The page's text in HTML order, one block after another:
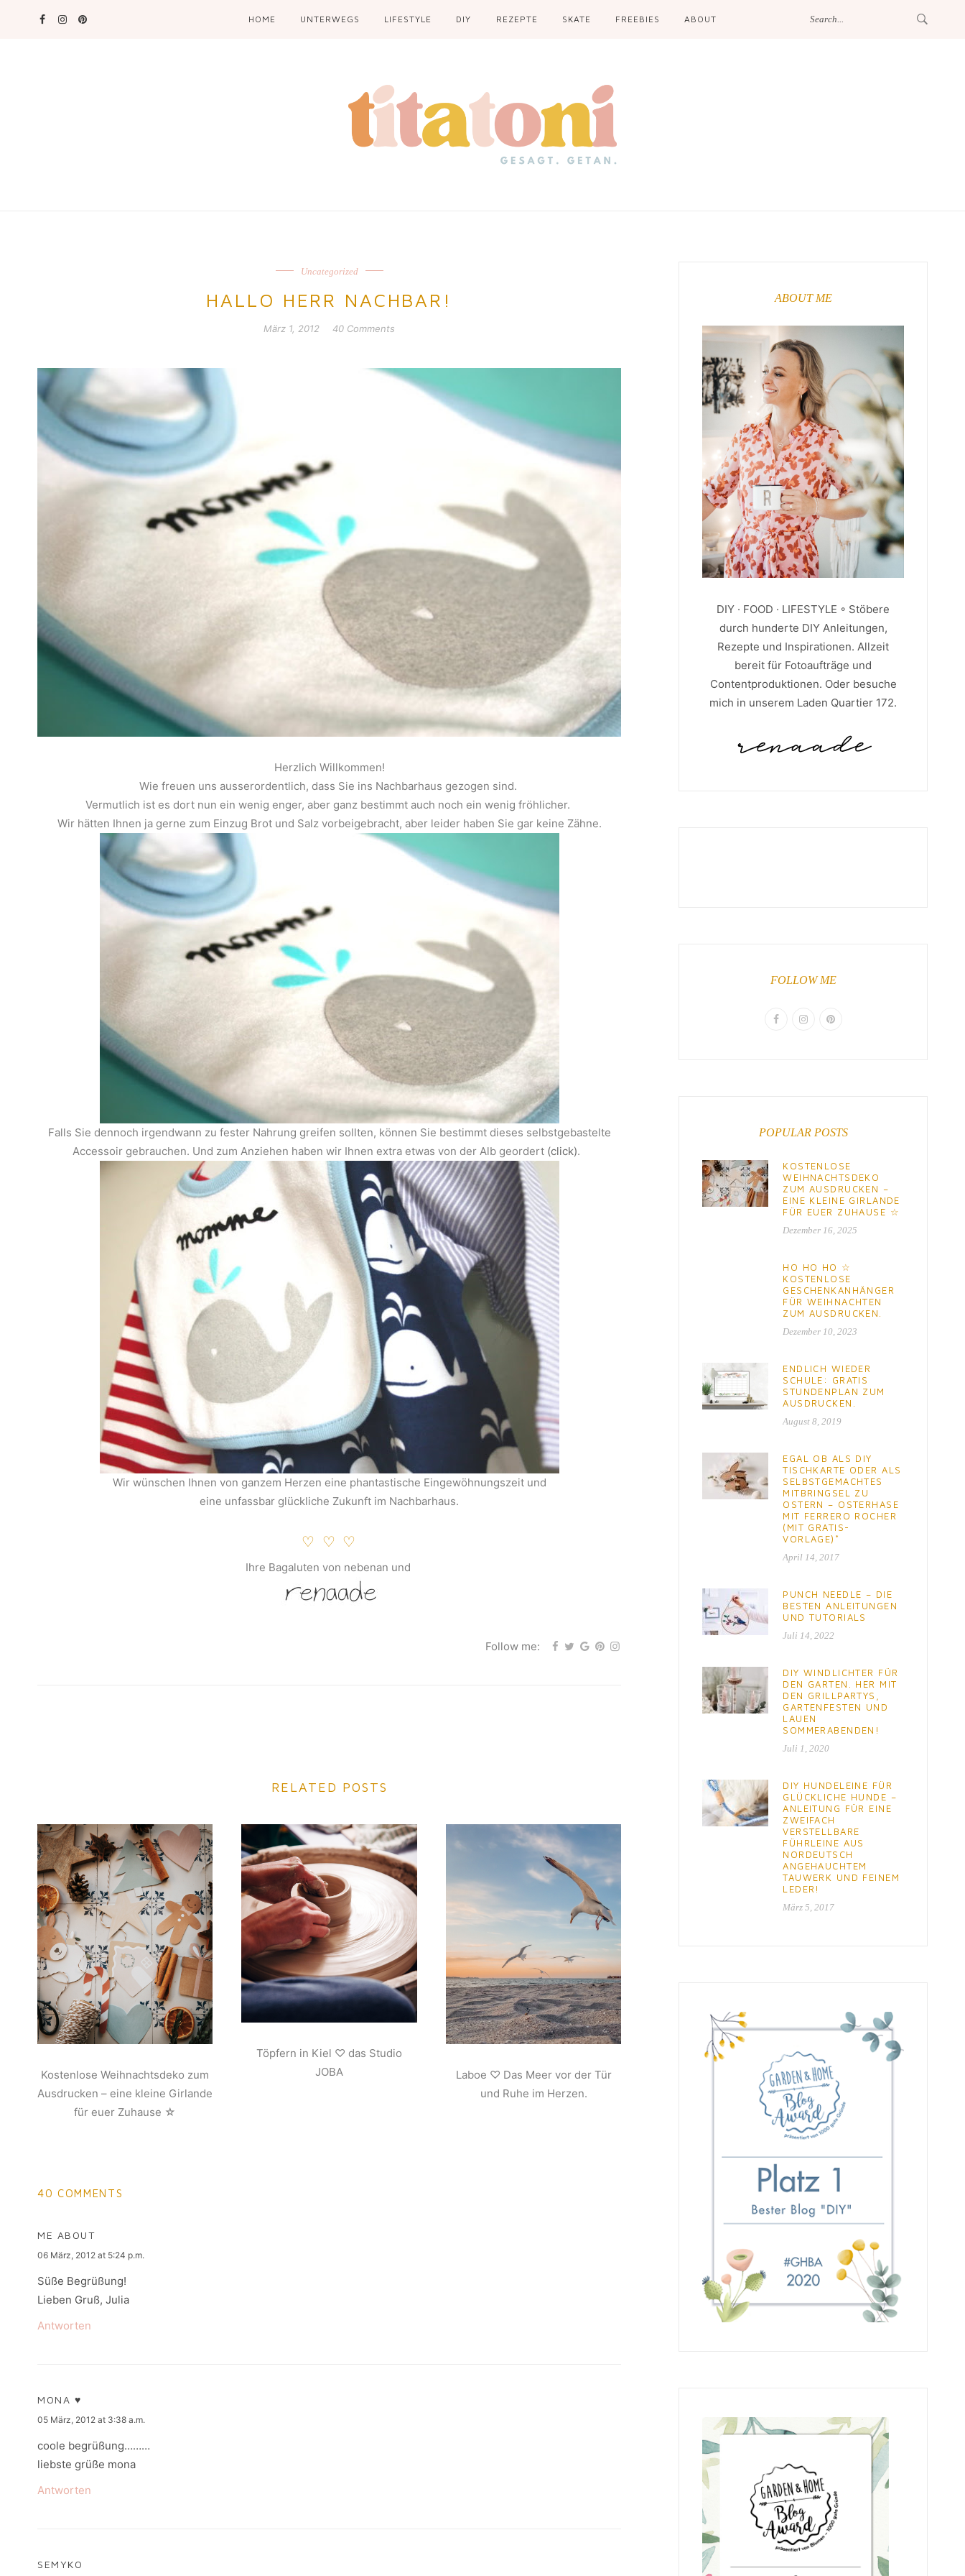
HOME UNTERWEGS LIFESTYLE DIY REZEPTE SKATE FREEBIES ABOUT
Uncategorized
HALLO HERR NACHBAR!
März 1, 2012 40 Comments
Herzlich Willkommen!
Wie freuen uns ausserordentlich, dass Sie ins Nachbarhaus gezogen sind.
Vermutlich ist es dort nun ein wenig enger, aber ganz bestimmt auch noch ein wenig fröhlicher.
Wir hätten Ihnen ja gerne zum Einzug Brot und Salz vorbeigebracht, aber leider haben Sie gar keine Zähne.
Falls Sie dennoch irgendwann zu fester Nahrung greifen sollten, können Sie bestimmt dieses selbstgebastelte
Accessoir gebrauchen. Und zum Anziehen haben wir Ihnen extra etwas von der Alb geordert (click).
Wir wünschen Ihnen von ganzem Herzen eine phantastische Eingewöhnungszeit und
eine unfassbar glückliche Zukunft im Nachbarhaus.
♡ ♡ ♡
Ihre Bagaluten von nebenan und
Follow me:
RELATED POSTS
Kostenlose Weihnachtsdeko zum
Ausdrucken – eine kleine Girlande
für euer Zuhause ☆
Töpfern in Kiel ♡ das Studio
JOBA
Laboe ♡ Das Meer vor der Tür
und Ruhe im Herzen.
40 COMMENTS
ME ABOUT
says:
06 März, 2012 at 5:24 p.m.
Süße Begrüßung!
Lieben Gruß, Julia
Antworten
MONA ♥
says:
05 März, 2012 at 3:38 a.m.
coole begrüßung………
liebste grüße mona
Antworten
SEMYKO
ABOUT ME
DIY · FOOD · LIFESTYLE ◦ Stöbere
durch hunderte DIY Anleitungen,
Rezepte und Inspirationen. Allzeit
bereit für Fotoaufträge und
Contentproduktionen. Oder besuche
mich in unserem Laden Quartier 172.
FOLLOW ME
POPULAR POSTS
KOSTENLOSE
WEIHNACHTSDEKO
ZUM AUSDRUCKEN –
EINE KLEINE GIRLANDE
FÜR EUER ZUHAUSE ☆
Dezember 16, 2025
HO HO HO ☆
KOSTENLOSE
GESCHENKANHÄNGER
FÜR WEIHNACHTEN
ZUM AUSDRUCKEN.
Dezember 10, 2023
ENDLICH WIEDER
SCHULE: GRATIS
STUNDENPLAN ZUM
AUSDRUCKEN.
August 8, 2019
EGAL OB ALS DIY
TISCHKARTE ODER ALS
SELBSTGEMACHTES
MITBRINGSEL ZU
OSTERN – OSTERHASE
MIT FERRERO ROCHER
(MIT GRATIS-
VORLAGE)*
April 14, 2017
PUNCH NEEDLE – DIE
BESTEN ANLEITUNGEN
UND TUTORIALS
Juli 14, 2022
DIY WINDLICHTER FÜR
DEN GARTEN. HER MIT
DEN GRILLPARTYS,
GARTENFESTEN UND
LAUEN
SOMMERABENDEN!
Juli 1, 2020
DIY HUNDELEINE FÜR
GLÜCKLICHE HUNDE –
ANLEITUNG FÜR EINE
ZWEIFACH
VERSTELLBARE
FÜHRLEINE AUS
NORDEUTSCH
ANGEHAUCHTEM
TAUWERK UND FEINEM
LEDER!
März 5, 2017